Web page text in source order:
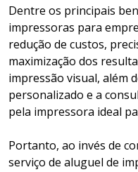
Dentre os principais
impressoras para
redução de custos,
maximização dos
impressão visual, além
personalizado e a
pela impressora ideal
Portanto, ao invés de
serviço de aluguel de